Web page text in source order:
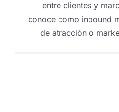
entre clientes y
conoce como inbound
de atracción o